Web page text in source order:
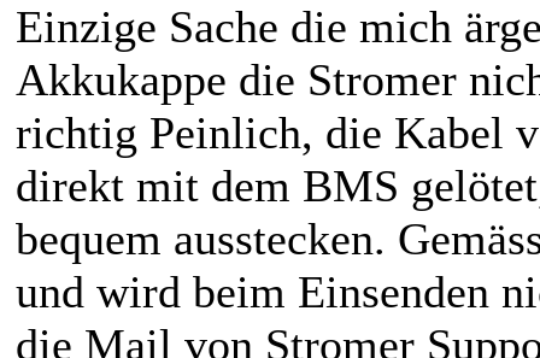
Einzige Sache die mich
Akkukappe die Stromer
richtig Peinlich, die Kabel
direkt mit dem BMS
bequem ausstecken.
und wird beim Einsenden
die Mail von Stromer